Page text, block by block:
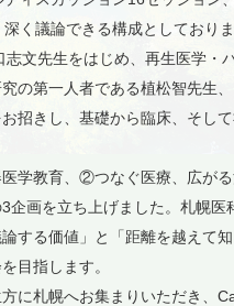
く議論できる構成としており
文先生をはじめ、再生医学・
の第一人者である植松智先生
招きし、基礎から臨床、そし
学教育、②つなぐ医療、広が
画を立ち上げました。札幌医
する価値」と「距離を越えて
目指します。
に札幌へお集まりいただき、